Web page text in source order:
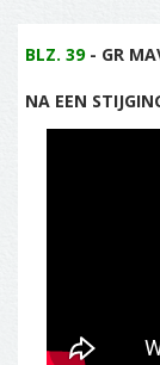
BLZ. 39- GR
NA EEN